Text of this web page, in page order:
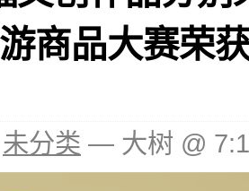
商品大赛荣
未分类 — 大树 @